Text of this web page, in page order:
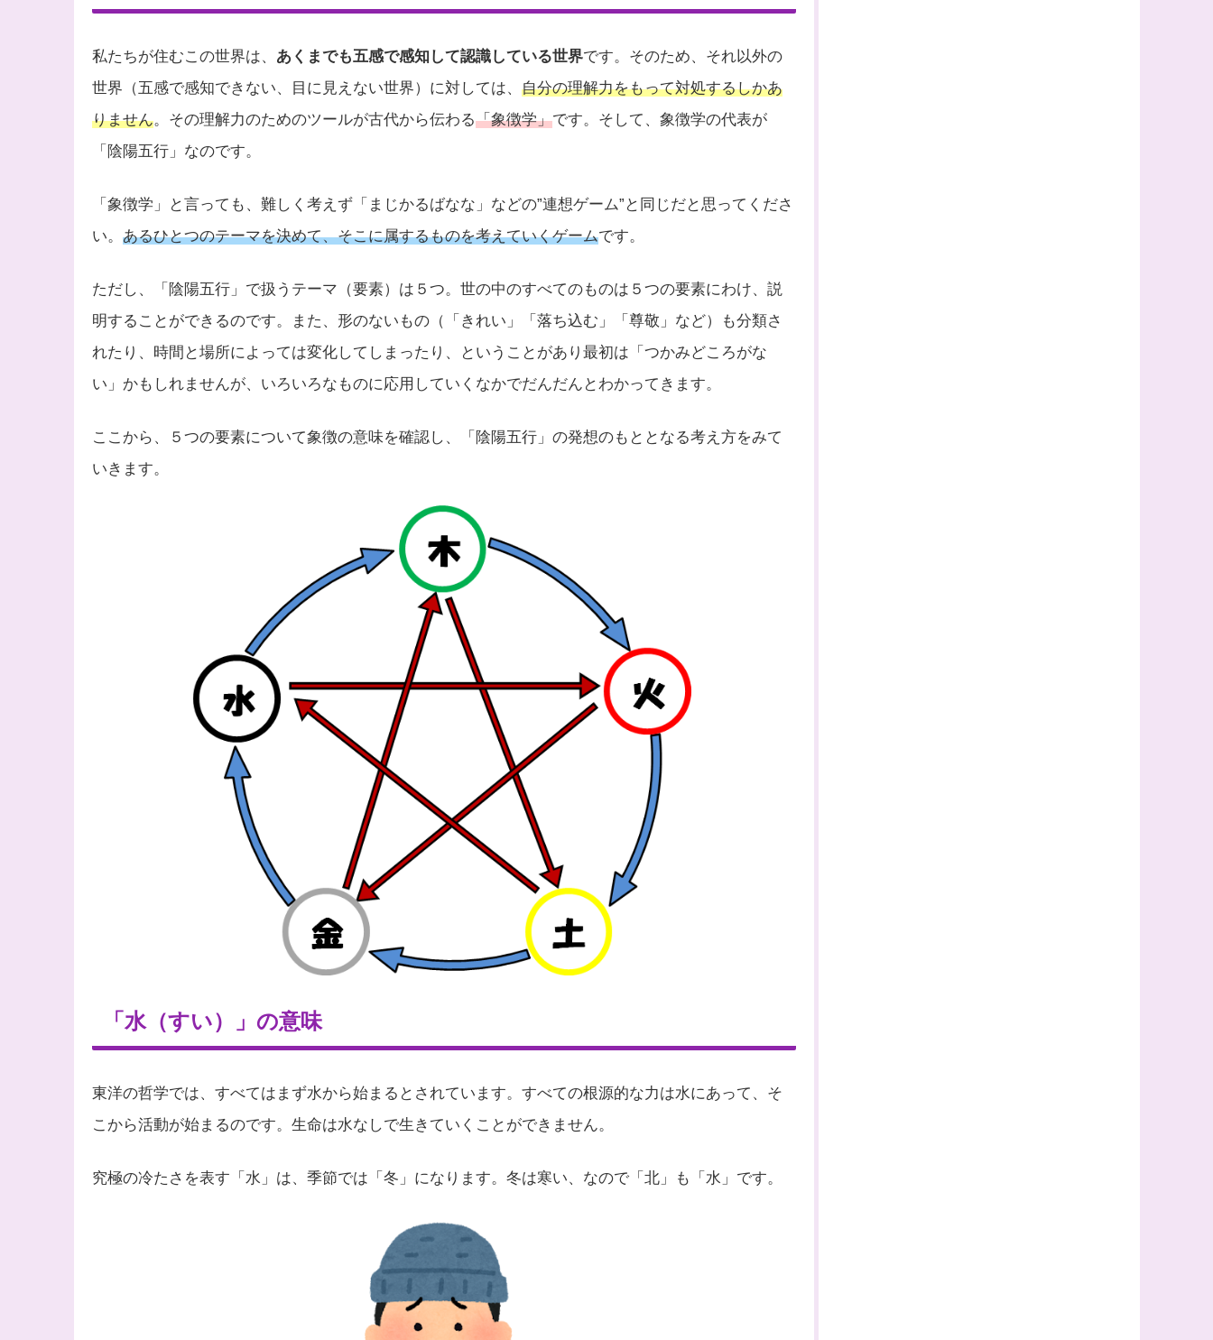
私たちが住むこの世界は、 あくまでも五感で感知して認識している世界です。そのため、それ以外の
世界（五感で感知できない、目に見えない世界）に対しては、 自分の理解力をもって対処するしかあ
りません。その理解力のためのツールが古代から伝わる「象徴学」です。そして、象徴学の代表が
「陰陽五行」なのです。
「象徴学」と言っても、難しく考えず「まじかるばなな」などの”連想ゲーム”と同じだと思ってくださ
い。 あるひとつのテーマを決めて、そこに属するものを考えていくゲームです。
ただし、「陰陽五行」で扱うテーマ（要素）は５つ。世の中のすべてのものは５つの要素にわけ、説
明することができるのです。また、形のないもの（「きれい」「落ち込む」「尊敬」など）も分類さ
れたり、時間と場所によっては変化してしまったり、ということがあり最初は「つかみどころがな
い」かもしれませんが、いろいろなものに応用していくなかでだんだんとわかってきます。
ここから、５つの要素について象徴の意味を確認し、「陰陽五行」の発想のもととなる考え方をみて
いきます。
「水（すい）」の意味
東洋の哲学では、すべてはまず水から始まるとされています。すべての根源的な力は水にあって、そ
こから活動が始まるのです。生命は水なしで生きていくことができません。
究極の冷たさを表す「水」は、季節では「冬」になります。冬は寒い、なので「北」も「水」です。